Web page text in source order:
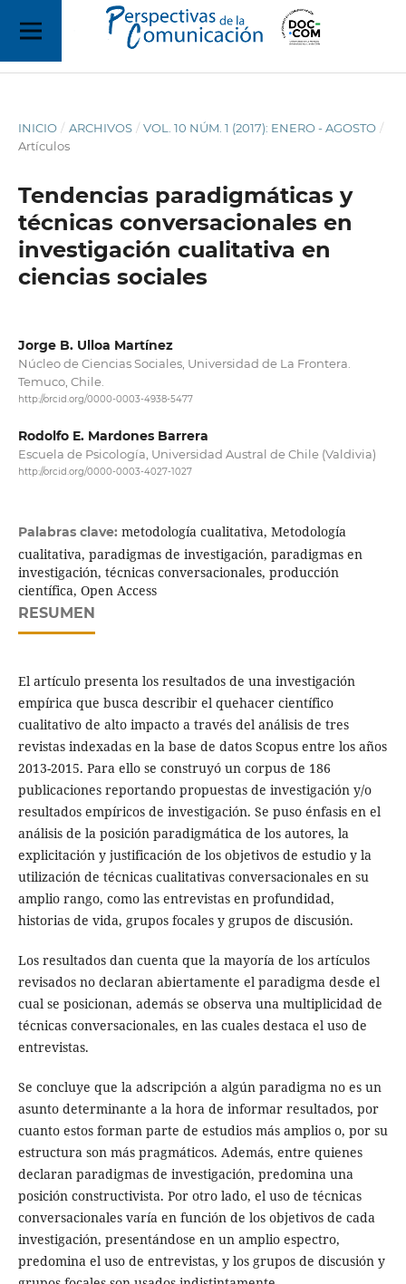
INICIO / ARCHIVOS / VOL. 10 NÚM. 1 (2017): ENERO - AGOSTO /
Artículos
Tendencias paradigmáticas y
técnicas conversacionales en
investigación cualitativa en
ciencias sociales
Jorge B. Ulloa Martínez
Núcleo de Ciencias Sociales, Universidad de La Frontera.
Temuco, Chile.
http://orcid.org/0000-0003-4938-5477
Rodolfo E. Mardones Barrera
Escuela de Psicología, Universidad Austral de Chile (Valdivia)
http://orcid.org/0000-0003-4027-1027
Palabras clave: metodología cualitativa, Metodología
cualitativa, paradigmas de investigación, paradigmas en
investigación, técnicas conversacionales, producción
científica, Open Access
RESUMEN
El artículo presenta los resultados de una investigación
empírica que busca describir el quehacer científico
cualitativo de alto impacto a través del análisis de tres
revistas indexadas en la base de datos Scopus entre los años
2013-2015. Para ello se construyó un corpus de 186
publicaciones reportando propuestas de investigación y/o
resultados empíricos de investigación. Se puso énfasis en el
análisis de la posición paradigmática de los autores, la
explicitación y justificación de los objetivos de estudio y la
utilización de técnicas cualitativas conversacionales en su
amplio rango, como las entrevistas en profundidad,
historias de vida, grupos focales y grupos de discusión.
Los resultados dan cuenta que la mayoría de los artículos
revisados no declaran abiertamente el paradigma desde el
cual se posicionan, además se observa una multiplicidad de
técnicas conversacionales, en las cuales destaca el uso de
entrevistas.
Se concluye que la adscripción a algún paradigma no es un
asunto determinante a la hora de informar resultados, por
cuanto estos forman parte de estudios más amplios o, por su
estructura son más pragmáticos. Además, entre quienes
declaran paradigmas de investigación, predomina una
posición constructivista. Por otro lado, el uso de técnicas
conversacionales varía en función de los objetivos de cada
investigación, presentándose en un amplio espectro,
predomina el uso de entrevistas, y los grupos de discusión y